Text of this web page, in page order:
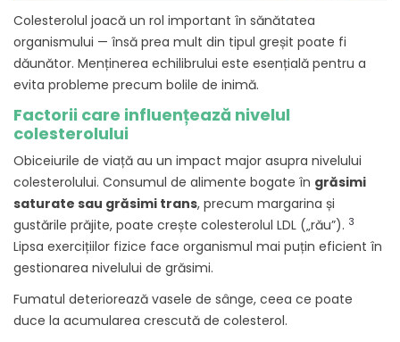
Colesterolul joacă un rol important în sănătatea
organismului — însă prea mult din tipul greșit poate fi
dăunător. Menținerea echilibrului este esențială pentru a
evita probleme precum bolile de inimă.
Factorii care influențează nivelul
colesterolului
Obiceiurile de viață au un impact major asupra nivelului
colesterolului. Consumul de alimente bogate în grăsimi
saturate sau grăsimi trans, precum margarina și
gustările prăjite, poate crește colesterolul LDL („rău”). 3
Lipsa exercițiilor fizice face organismul mai puțin eficient în
gestionarea nivelului de grăsimi.
Fumatul deteriorează vasele de sânge, ceea ce poate
duce la acumularea crescută de colesterol.